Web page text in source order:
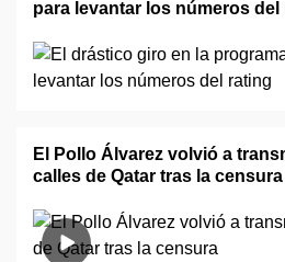
para levantar los números del
El Pollo Álvarez volvió a
calles de Qatar tras la censura